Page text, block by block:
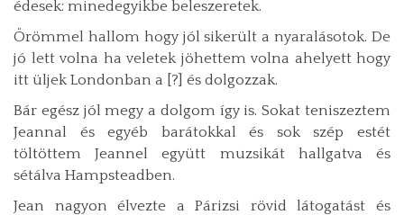
édesek: minedegyikbe beleszeretek.
Örömmel hallom hogy jól sikerült a nyaralásotok. De
jó lett volna ha veletek jöhettem volna ahelyett hogy
itt üljek Londonban a [?] és dolgozzak.
Bár egész jól megy a dolgom így is. Sokat teniszeztem
Jeannal és egyéb barátokkal és sok szép estét
töltöttem Jeannel együtt muzsikát hallgatva és
sétálva Hampsteadben.
Jean nagyon élvezte a Párizsi rövid látogatást és